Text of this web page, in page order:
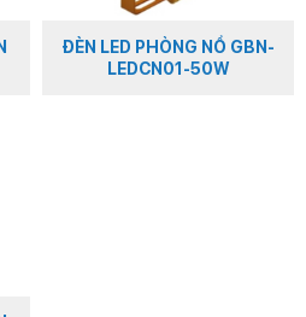
ĐÈN LED PHÒNG NỔ GBN-
LEDCN01-50W